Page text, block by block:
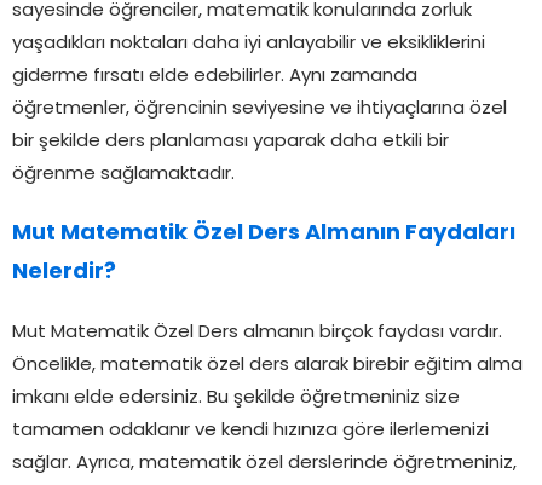
sayesinde öğrenciler, matematik konularında zorluk
yaşadıkları noktaları daha iyi anlayabilir ve eksikliklerini
giderme fırsatı elde edebilirler. Aynı zamanda
öğretmenler, öğrencinin seviyesine ve ihtiyaçlarına özel
bir şekilde ders planlaması yaparak daha etkili bir
öğrenme sağlamaktadır.
Mut Matematik Özel Ders Almanın Faydaları
Nelerdir?
Mut Matematik Özel Ders almanın birçok faydası vardır.
Öncelikle, matematik özel ders alarak birebir eğitim alma
imkanı elde edersiniz. Bu şekilde öğretmeniniz size
tamamen odaklanır ve kendi hızınıza göre ilerlemenizi
sağlar. Ayrıca, matematik özel derslerinde öğretmeniniz,